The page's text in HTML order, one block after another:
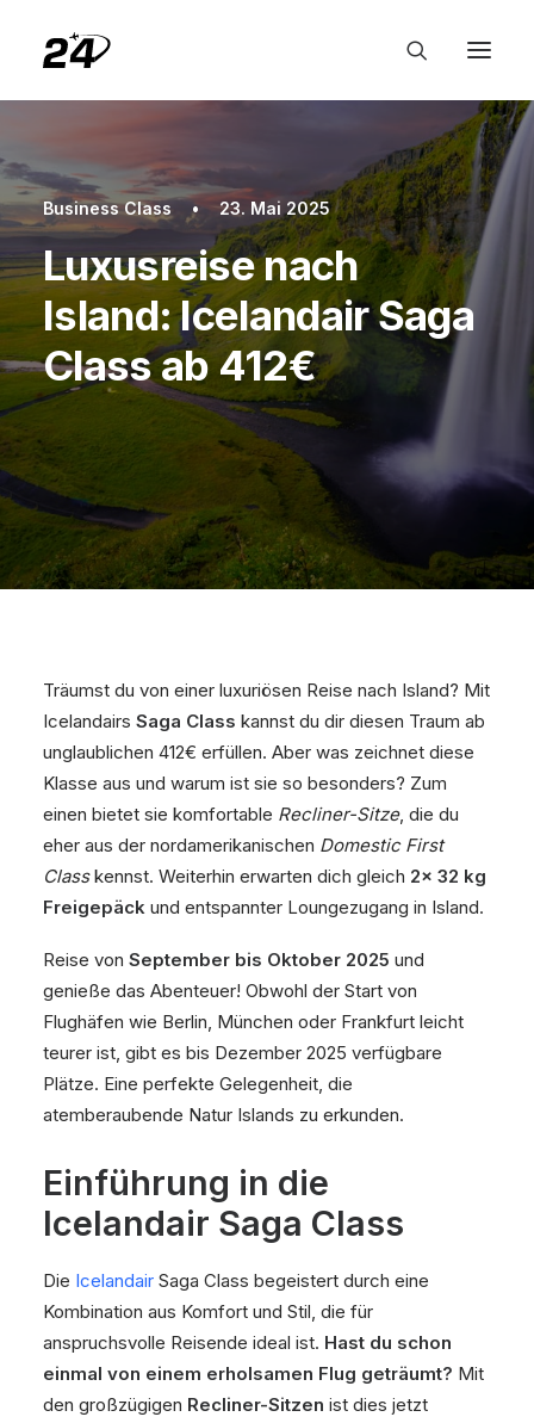
Business Class • 23. Mai 2025
Luxusreise nach
Island: Icelandair Saga
Class ab 412€
Träumst du von einer luxuriösen Reise nach Island? Mit
Icelandairs Saga Class kannst du dir diesen Traum ab
unglaublichen 412€ erfüllen. Aber was zeichnet diese
Klasse aus und warum ist sie so besonders? Zum
einen bietet sie komfortable Recliner-Sitze, die du
eher aus der nordamerikanischen Domestic First
Classkennst. Weiterhin erwarten dich gleich 2x 32 kg
Freigepäck und entspannter Loungezugang in Island.
Reise von September bis Oktober 2025 und
genieße das Abenteuer! Obwohl der Start von
Flughäfen wie Berlin, München oder Frankfurt leicht
teurer ist, gibt es bis Dezember 2025 verfügbare
Plätze. Eine perfekte Gelegenheit, die
atemberaubende Natur Islands zu erkunden.
Einführung in die
Icelandair Saga Class
Die Icelandair Saga Class begeistert durch eine
Kombination aus Komfort und Stil, die für
anspruchsvolle Reisende ideal ist. Hast du schon
einmal von einem erholsamen Flug geträumt? Mit
den großzügigen Recliner-Sitzen ist dies jetzt